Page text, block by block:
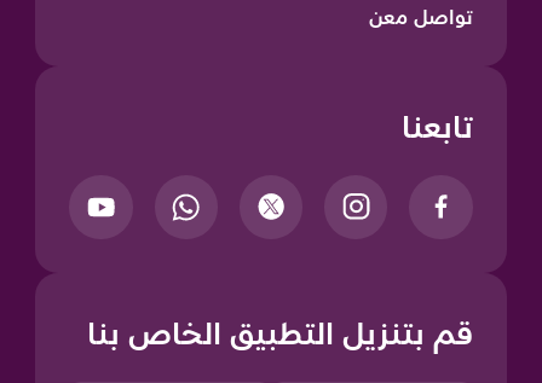
تواصل معن
تابعنا
قم بتنزيل التطبيق الخاص بنا